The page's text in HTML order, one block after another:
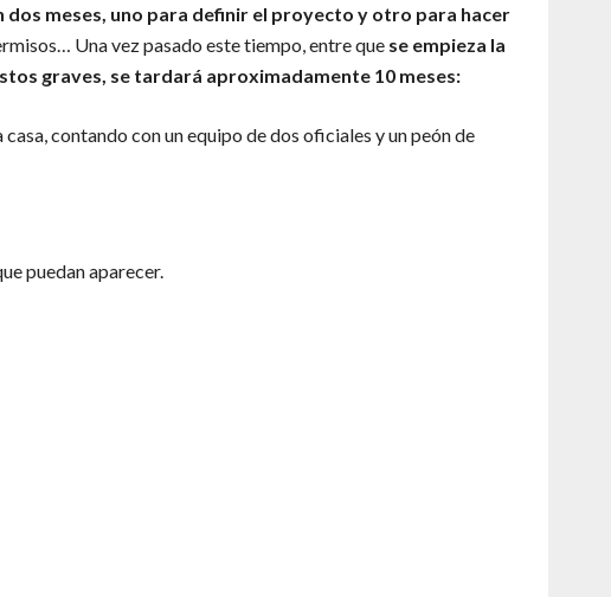
dos meses, uno para definir el proyecto y otro para hacer
Una vez pasado este tiempo, entre que se empieza la
graves, se tardará aproximadamente 10 meses:
contando con un equipo de dos oficiales y un peón de
puedan aparecer.